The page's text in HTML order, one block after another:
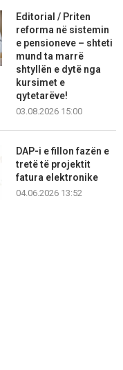
Editorial / Priten
reforma në sistemin
e pensioneve – shteti
mund ta marrë
shtyllën e dytë nga
kursimet e
qytetarëve!
03.08.2026 15:00
DAP-i e fillon fazën e
tretë të projektit
fatura elektronike
04.06.2026 13:52